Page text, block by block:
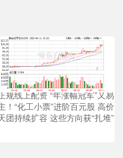
规线上配资 “年涨幅冠军”又易
！“化工小票”进阶百元股 高价
团持续扩容 这些方向获“扎堆”